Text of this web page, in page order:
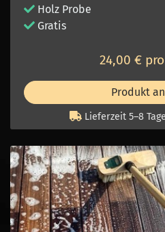
Holz Probe
Gratis
24,00 €
Produkt
Lieferzeit 5–8